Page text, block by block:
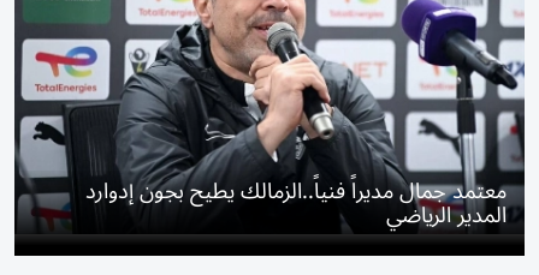
معتمد جمال مديراً فنياً..الزمالك يطيح بجون إدوارد
المدير الرياضي